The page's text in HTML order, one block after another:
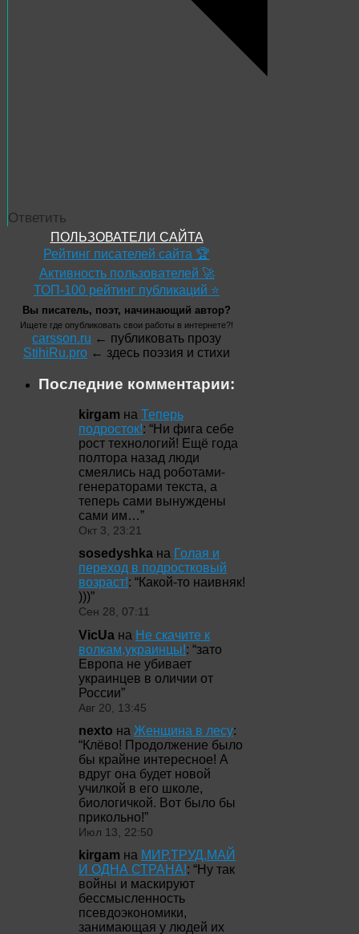
Ответить
ПОЛЬЗОВАТЕЛИ САЙТА
Рейтинг писателей сайта 🏆
Активность пользователей 🚀
ТОП-100 рейтинг публикаций ⭐
Вы писатель, поэт, начинающий автор?
Ищете где опубликовать свои работы в интернете?!
carsson.ru ← публиковать прозу
StihiRu.pro ← здесь поэзия и стихи
Последние комментарии:
kirgam на Теперь
подросток!: “Ни фига себе
рост технологий! Ещё года
полтора назад люди
смеялись над роботами-
генераторами текста, а
теперь сами вынуждены
сами им…”
Окт 3, 23:21
sosedyshka на Голая и
переход в подростковый
возраст!: “Какой-то наивняк!
)))”
Сен 28, 07:11
VicUa на Не скачите к
волкам,украинцы!: “зато
Европа не убивает
украинцев в оличии от
России”
Авг 20, 13:45
nexto на Женщина в лесу:
“Клёво! Продолжение было
бы крайне интересное! А
вдруг она будет новой
училкой в его школе,
биологичкой. Вот было бы
прикольно!”
Июл 13, 22:50
kirgam на МИР,ТРУД,МАЙ
И ОДНА СТРАНА!: “Ну так
войны и маскируют
бессмысленность
псевдоэкономики,
занимающая у людей их